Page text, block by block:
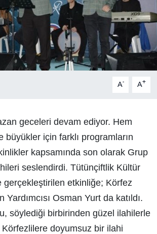
A- A+
geceleri devam ediyor. Hem
büyükler için farklı programların
kapsamında son olarak Grup
seslendirdi. Tütünçiftlik Kültür
gerçekleştirilen etkinliğe; Körfez
Osman Yurt da katıldı.
söylediği birbirinden güzel ilahilerle
Körfezlilere doyumsuz bir ilahi